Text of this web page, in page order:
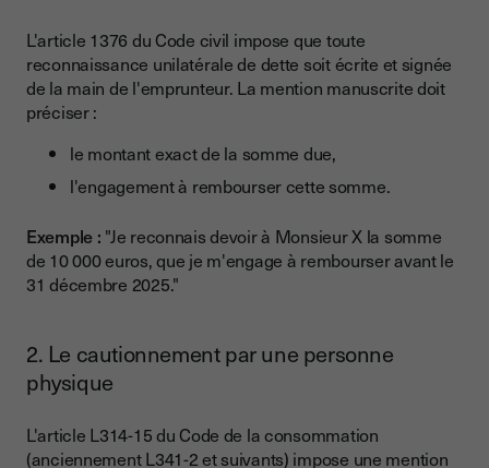
L'article 1376 du Code civil impose que toute
reconnaissance unilatérale de dette soit écrite et signée
de la main de l'emprunteur. La mention manuscrite doit
préciser :
le montant exact de la somme due,
l'engagement à rembourser cette somme.
Exemple : "Je reconnais devoir à Monsieur X la somme
de 10 000 euros, que je m'engage à rembourser avant le
31 décembre 2025."
2. Le cautionnement par une personne
physique
L'article L314-15 du Code de la consommation
(anciennement L341-2 et suivants) impose une mention